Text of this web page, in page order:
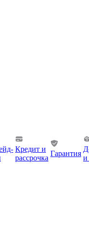
Кредит и
рассрочка
Гарантия
и